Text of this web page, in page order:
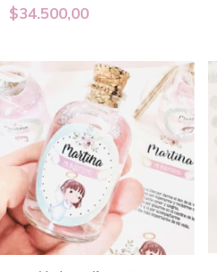
$34.500,00